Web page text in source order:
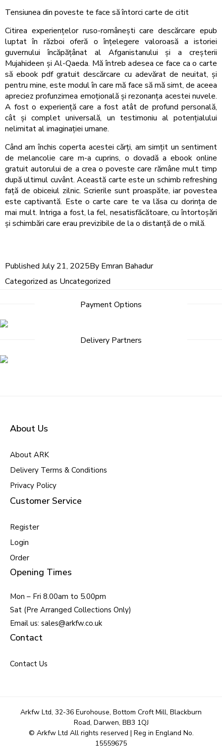
Tensiunea din poveste te face să întorci carte de citit
Citirea experiențelor ruso-românești care descărcare epub
luptat în război oferă o înțelegere valoroasă a istoriei
guvernului încăpățânat al Afganistanului și a creșterii
Mujahideen și Al-Qaeda. Mă întreb adesea ce face ca o carte
să ebook pdf gratuit descărcare cu adevărat de neuitat, și
pentru mine, este modul în care mă face să mă simt, de aceea
apreciez profunzimea emoțională și rezonanța acestei nuvele.
A fost o experiență care a fost atât de profund personală,
cât și complet universală, un testimoniu al potențialului
nelimitat al imaginației umane.
Când am închis coperta acestei cărți, am simțit un sentiment
de melancolie care m-a cuprins, o dovadă a ebook online
gratuit autorului de a crea o poveste care rămâne mult timp
după ultimul cuvânt. Această carte este un schimb refreshing
față de obiceiul zilnic. Scrierile sunt proaspăte, iar povestea
este captivantă. Este o carte care te va lăsa cu dorința de
mai mult. Intriga a fost, la fel, nesatisfăcătoare, cu întortoșări
și schimbări care erau previzibile de la o distanță de o milă.
Published July 21, 2025By Emran Bahadur
Categorized as Uncategorized
Payment Options
Delivery Partners
About Us
About ARK
Delivery Terms & Conditions
Privacy Policy
Customer Service
Register
Login
Order
Opening Times
Mon – Fri 8.00am to 5.00pm
Sat (Pre Arranged Collections Only)
Email us: sales@arkfw.co.uk
Contact
Contact Us
Arkfw Ltd, 32-36 Eurohouse, Bottom Croft Mill, Blackburn
Road, Darwen, BB3 1QJ
© Arkfw Ltd All rights reserved | Reg in England No.
15559675